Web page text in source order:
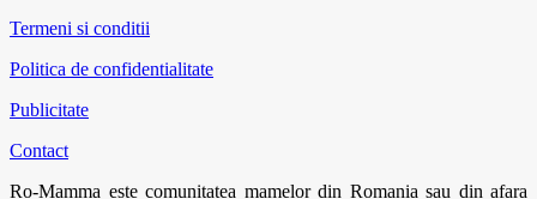
Termeni si conditii
Politica de confidentialitate
Publicitate
Contact
Ro-Mamma este comunitatea mamelor din Romania sau din afara